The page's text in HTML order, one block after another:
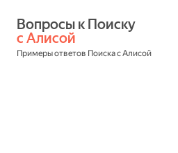
с Алисой
Примеры ответов Поиска с Алисой